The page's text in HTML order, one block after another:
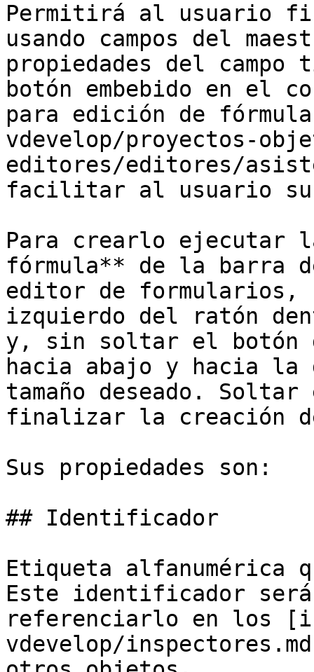
Permitirá al usuario
usando campos del
propiedades del
botón embebido en el
para edición de
vdevelop/proyectos-
editores/editores/
facilitar al usuario su
Para crearlo ejecutar
fórmula** de la barra
editor de formularios,
izquierdo del ratón
y, sin soltar el botón
hacia abajo y hacia la
tamaño deseado.
finalizar la creación
Sus propiedades son:
## Identificador
Etiqueta
Este identificador
referenciarlo en los
vdevelop/